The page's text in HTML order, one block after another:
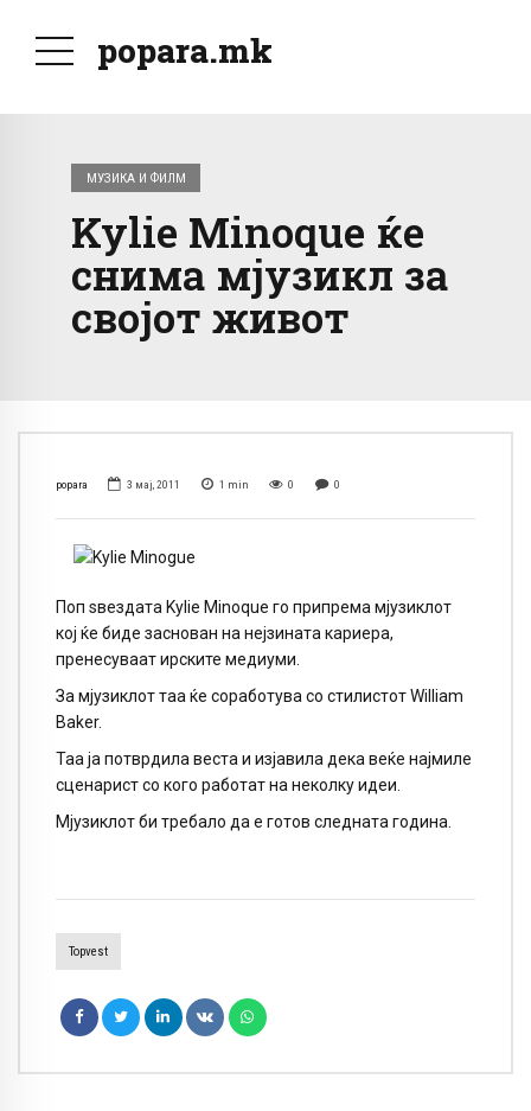
popara.mk
МУЗИКА И ФИЛМ
Kylie Minoque ќе
снима мјузикл за
својот живот
popara 3 мај, 2011 1 min 0 0
Поп ѕвездата Kylie Minoque го припрема мјузиклот
кој ќе биде заснован на нејзината кариера,
пренесуваат ирските медиуми.
За мјузиклот таа ќе соработува со стилистот William
Baker.
Таа ја потврдила веста и изјавила дека веќе најмиле
сценарист со кого работат на неколку идеи.
Мјузиклот би требало да е готов следната година.
Topvest